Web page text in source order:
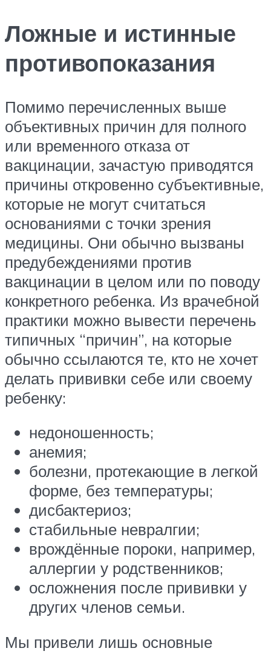
Ложные и истинные
противопоказания
Помимо перечисленных выше
объективных причин для полного
или временного отказа от
вакцинации, зачастую приводятся
причины откровенно субъективные,
которые не могут считаться
основаниями с точки зрения
медицины. Они обычно вызваны
предубеждениями против
вакцинации в целом или по поводу
конкретного ребенка. Из врачебной
практики можно вывести перечень
типичных “причин”, на которые
обычно ссылаются те, кто не хочет
делать прививки себе или своему
ребенку:
недоношенность;
анемия;
болезни, протекающие в легкой
форме, без температуры;
дисбактериоз;
стабильные невралгии;
врождённые пороки, например,
аллергии у родственников;
осложнения после прививки у
других членов семьи.
Мы привели лишь основные